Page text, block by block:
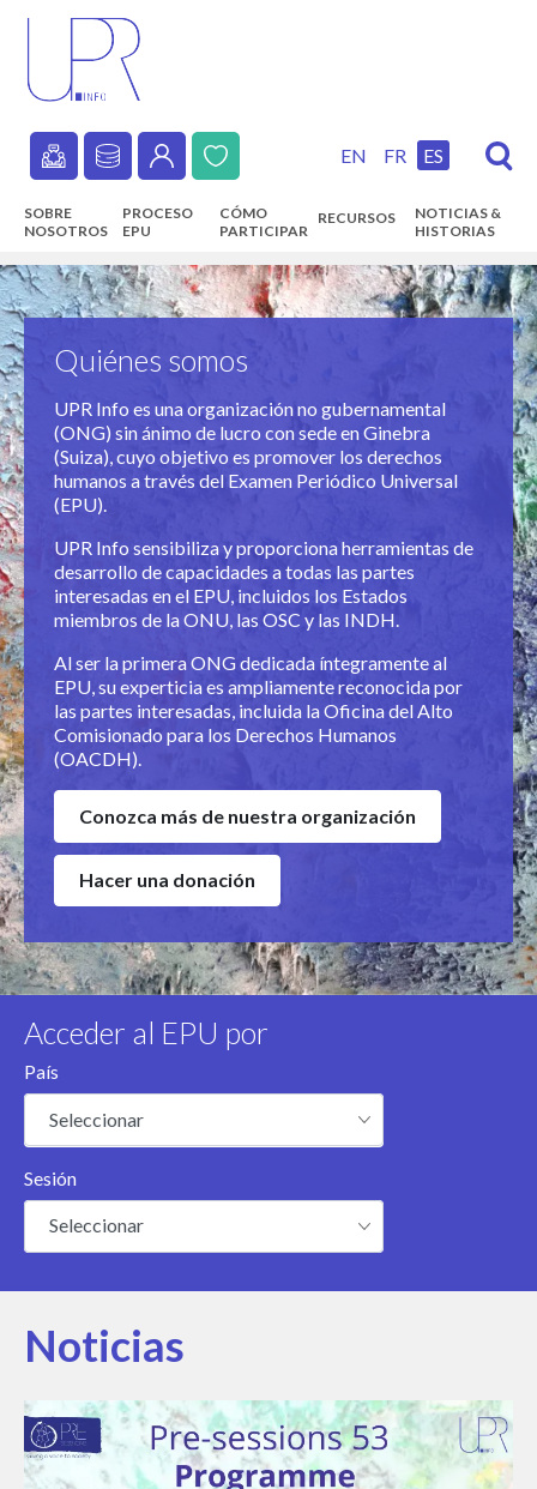
content
Secondary
navigation
EN FR ES
Main
navigation
SOBRE
NOSOTROS
PROCESO
EPU
CÓMO
PARTICIPAR
RECURSOS
NOTICIAS &
HISTORIAS
Quiénes somos
UPR Info es una organización no gubernamental
(ONG) sin ánimo de lucro con sede en Ginebra
(Suiza), cuyo objetivo es promover los derechos
humanos a través del Examen Periódico Universal
(EPU).
UPR Info sensibiliza y proporciona herramientas de
desarrollo de capacidades a todas las partes
interesadas en el EPU, incluidos los Estados
miembros de la ONU, las OSC y las INDH.
Al ser la primera ONG dedicada íntegramente al
EPU, su experticia es ampliamente reconocida por
las partes interesadas, incluida la Oficina del Alto
Comisionado para los Derechos Humanos
(OACDH).
Conozca más de nuestra organización
Hacer una donación
Acceder al EPU por
País
Seleccionar
Sesión
Seleccionar
Noticias